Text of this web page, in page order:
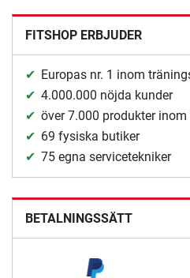
FITSHOP ERBJUDER
Europas nr. 1 inom
4.000.000 nöjda kunder
över 7.000 produkter
69 fysiska butiker
75 egna servicetekniker
BETALNINGSSÄTT